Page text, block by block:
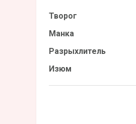
Творог
Манка
Разрыхлитель
Изюм